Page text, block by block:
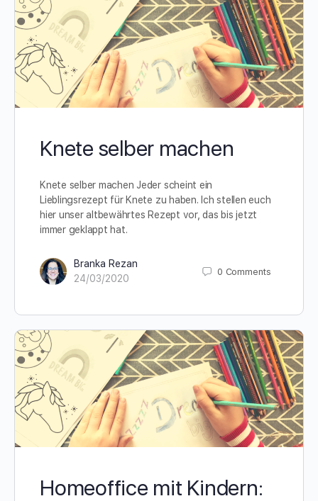
Knete selber machen
Knete selber machen Jeder scheint ein
Lieblingsrezept für Knete zu haben. Ich stellen euch
hier unser altbewährtes Rezept vor, das bis jetzt
immer geklappt hat.
Branka Rezan
24/03/2020
0 Comments
Homeoffice mit Kindern: